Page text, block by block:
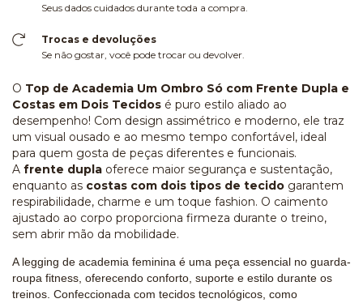
Seus dados cuidados durante toda a compra.
Trocas e devoluções
Se não gostar, você pode trocar ou devolver.
O Top de Academia Um Ombro Só com Frente Dupla e
Costas em Dois Tecidos é puro estilo aliado ao
desempenho! Com design assimétrico e moderno, ele traz
um visual ousado e ao mesmo tempo confortável, ideal
para quem gosta de peças diferentes e funcionais.
A frente dupla oferece maior segurança e sustentação,
enquanto as costas com dois tipos de tecido garantem
respirabilidade, charme e um toque fashion. O caimento
ajustado ao corpo proporciona firmeza durante o treino,
sem abrir mão da mobilidade.
A legging de academia feminina é uma peça essencial no guarda-
roupa fitness, oferecendo conforto, suporte e estilo durante os
treinos. Confeccionada com tecidos tecnológicos, como